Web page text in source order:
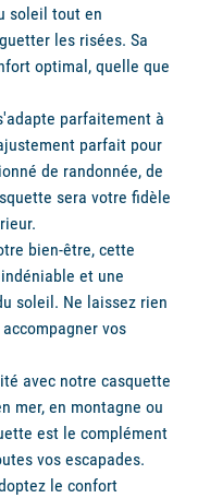
soleil tout en
les risées. Sa
optimal, quelle que
parfaitement à
parfait pour
de randonnée, de
sera votre fidèle
bien-être, cette
et une
soleil. Ne laissez rien
vos
avec notre casquette
mer, en montagne ou
est le complément
vos escapades.
le confort